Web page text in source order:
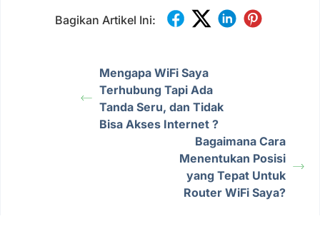
Bagikan Artikel Ini:
Mengapa WiFi Saya
Terhubung Tapi Ada
Tanda Seru, dan Tidak
Bisa Akses Internet ?
Bagaimana Cara
Menentukan Posisi
yang Tepat Untuk
Router WiFi Saya?